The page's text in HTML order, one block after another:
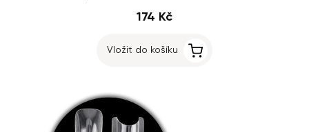
174 Kč
Vložit do košíku